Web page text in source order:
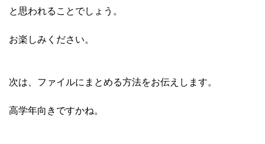
と思われることでしょう。
お楽しみください。
次は、ファイルにまとめる方法をお伝えします。
高学年向きですかね。